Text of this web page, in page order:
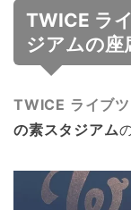
TWICE ラ
ジアムの座
TWICE ライブ
の素スタジアム